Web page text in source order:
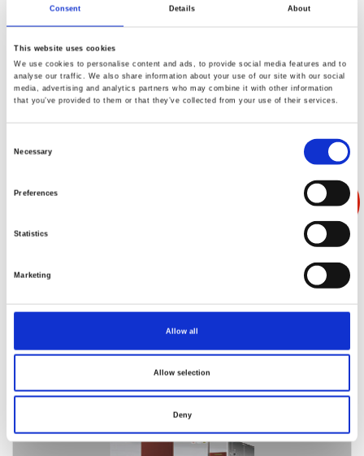
Consent Details About
This website uses cookies
We use cookies to personalise content and ads, to provide social media features and to
analyse our traffic. We also share information about your use of our site with our social
media, advertising and analytics partners who may combine it with other information
that you’ve provided to them or that they’ve collected from your use of their services.
Necessary
Preferences
Statistics
Marketing
Allow all
Allow selection
Deny
EC-46MTPE